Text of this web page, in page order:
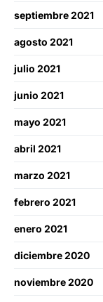
septiembre 2021
agosto 2021
julio 2021
junio 2021
mayo 2021
abril 2021
marzo 2021
febrero 2021
enero 2021
diciembre 2020
noviembre 2020